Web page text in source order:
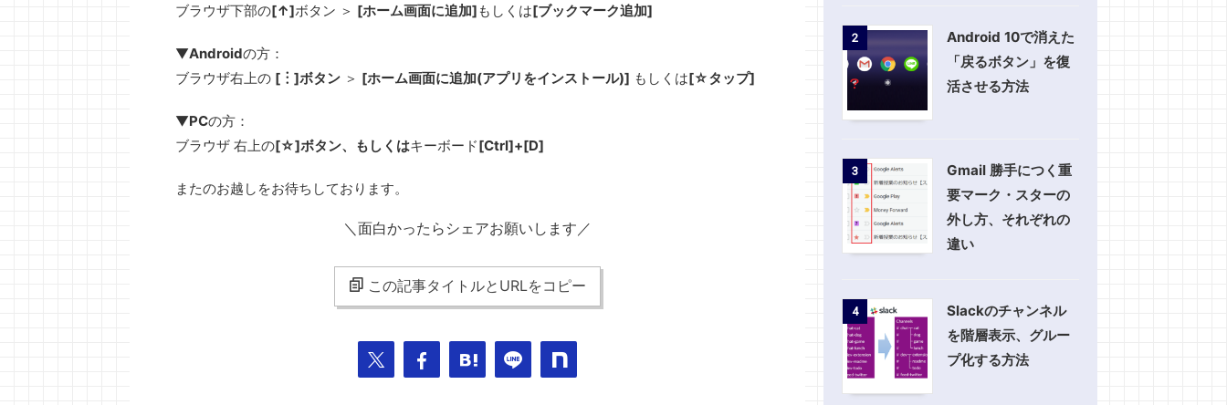
ブラウザ下部の[↑]ボタン ＞ [ホーム画面に追加] もしくは[ブックマーク追加]
▼Androidの方：
ブラウザ右上の [︙]ボタン ＞ [ホーム画面に追加(アプリをインストール)] もしくは[☆タップ]
▼PCの方：
ブラウザ 右上の[☆]ボタン、もしくはキーボード[Ctrl]+[D]
またのお越しをお待ちしております。
＼面白かったらシェアお願いします／
この記事タイトルとURLをコピー
2
Android 10で消えた
「戻るボタン」を復
活させる方法
3
Gmail 勝手につく重
要マーク・スターの
外し方、それぞれの
違い
4
Slackのチャンネル
を階層表示、グルー
プ化する方法